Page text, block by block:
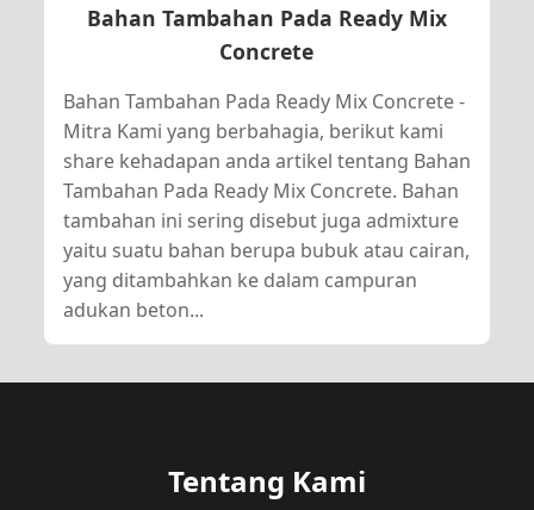
Bahan Tambahan Pada Ready Mix
Concrete
Bahan Tambahan Pada Ready Mix Concrete -
Mitra Kami yang berbahagia, berikut kami
share kehadapan anda artikel tentang Bahan
Tambahan Pada Ready Mix Concrete. Bahan
tambahan ini sering disebut juga admixture
yaitu suatu bahan berupa bubuk atau cairan,
yang ditambahkan ke dalam campuran
adukan beton...
Tentang Kami